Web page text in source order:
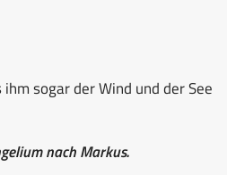
sogar der Wind und der See
nach Markus.